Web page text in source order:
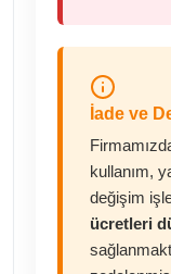
İade ve
kullanım,
değişim
ücretleri